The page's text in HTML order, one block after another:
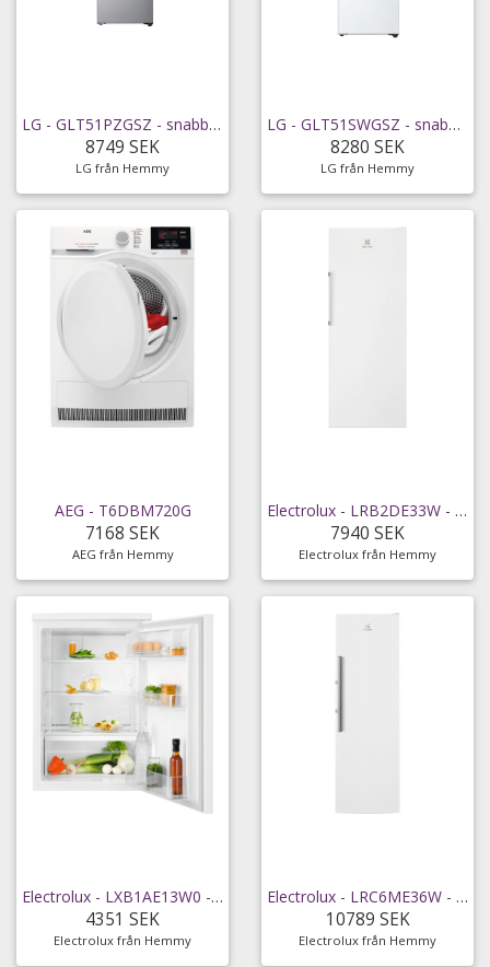
LG - GLT51PZGSZ - snabb leverans
8749 SEK
LG från Hemmy
LG - GLT51SWGSZ - snabb leverans
8280 SEK
LG från Hemmy
AEG - T6DBM720G
7168 SEK
AEG från Hemmy
Electrolux - LRB2DE33W - snabb leverans
7940 SEK
Electrolux från Hemmy
Electrolux - LXB1AE13W0 - snabb hemleverans
4351 SEK
Electrolux från Hemmy
Electrolux - LRC6ME36W - snabb leverans
10789 SEK
Electrolux från Hemmy